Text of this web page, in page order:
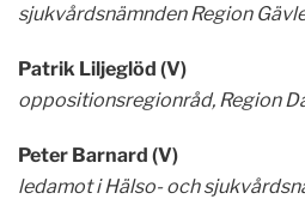
sjukvårdsnämnden Region
Patrik Liljeglöd (V)
oppositionsregionråd, Region
Peter Barnard (V)
ledamot i Hälso- och